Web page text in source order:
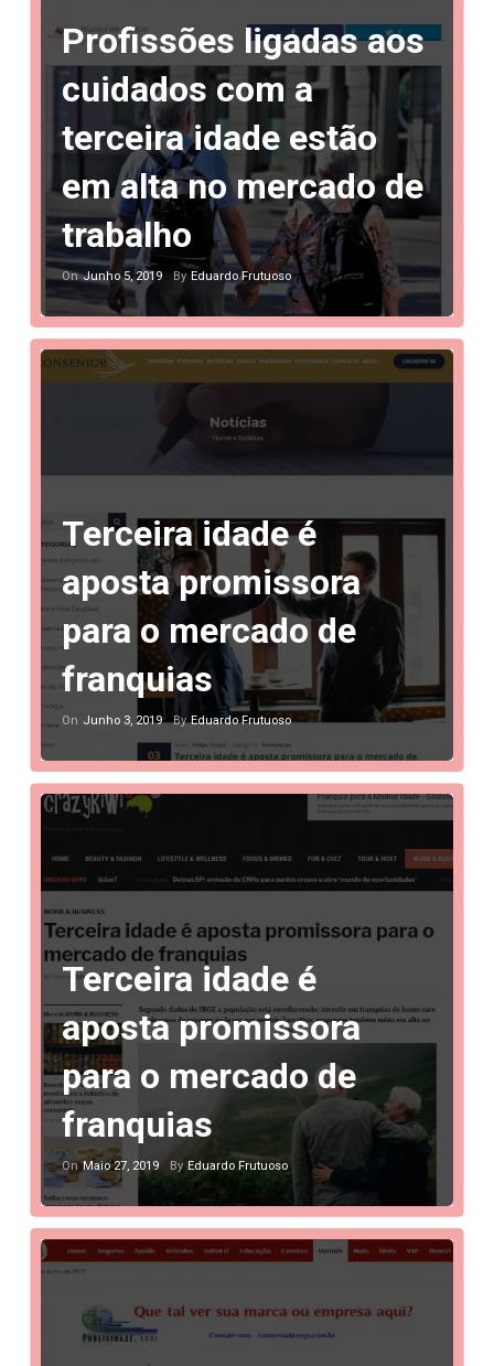
Profissões ligadas aos
cuidados com a
terceira idade estão
em alta no mercado de
trabalho
On Junho 5, 2019 By Eduardo Frutuoso
Terceira idade é
aposta promissora
para o mercado de
franquias
On Junho 3, 2019 By Eduardo Frutuoso
Terceira idade é
aposta promissora
para o mercado de
franquias
On Maio 27, 2019 By Eduardo Frutuoso